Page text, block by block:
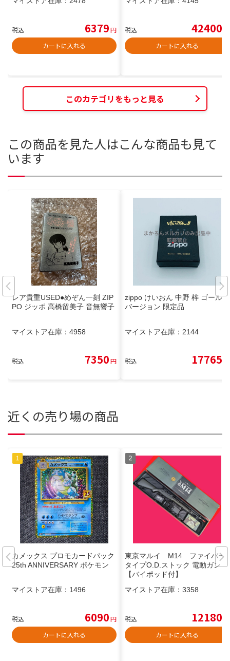
税込 6379円
カートに入れる
税込 42400
カートに入れる
このカテゴリをもっと見る
この商品を見た人はこんな商品も見て
います
レア貴重USED●めぞん一刻 ZIP
PO ジッポ 高橋留美子 音無響子
マイストア在庫： 4958
税込 7350円
zippo けいおん 中野 梓 ゴールド
バージョン 限定品
マイストア在庫： 2144
税込 17765
近くの売り場の商品
カメックス プロモカードパック
25th ANNIVERSARY ポケモン
マイストア在庫： 1496
税込 6090円
カートに入れる
東京マルイ M14 ファイバー
タイプO.D.ストック 電動ガン
【バイポッド付】
マイストア在庫： 3358
税込 12180
カートに入れる